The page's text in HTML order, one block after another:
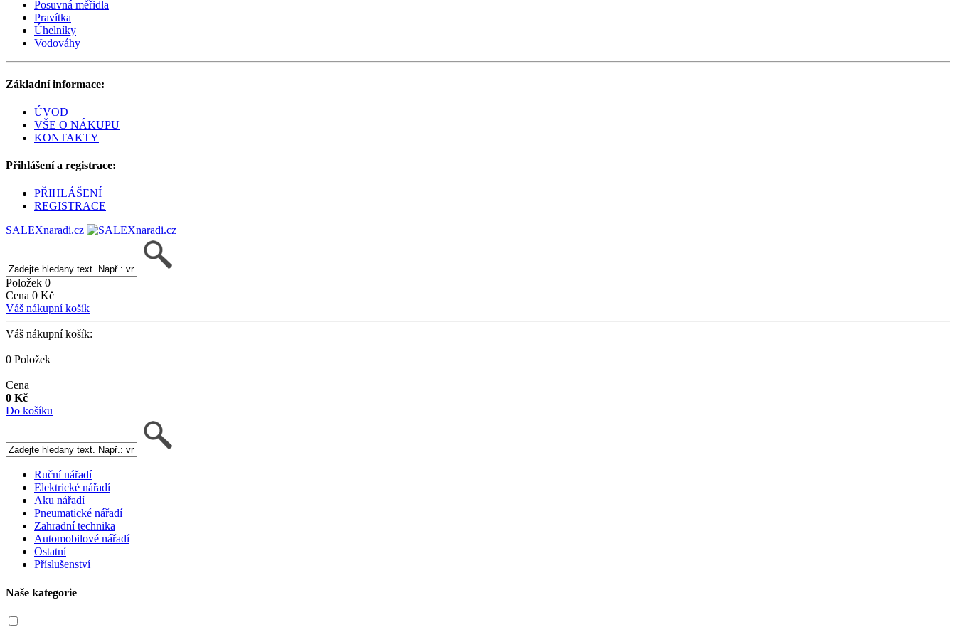
Posuvná měřidla
Pravítka
Úhelníky
Vodováhy
Základní informace:
ÚVOD
VŠE O NÁKUPU
KONTAKTY
Přihlášení a registrace:
PŘIHLÁŠENÍ
REGISTRACE
SALEXnaradi.cz
Položek 0
Cena 0 Kč
Váš nákupní košík
Váš nákupní košík:
0 Položek
Cena
0 Kč
Do košíku
Ruční nářadí
Elektrické nářadí
Aku nářadí
Pneumatické nářadí
Zahradní technika
Automobilové nářadí
Ostatní
Příslušenství
Naše kategorie